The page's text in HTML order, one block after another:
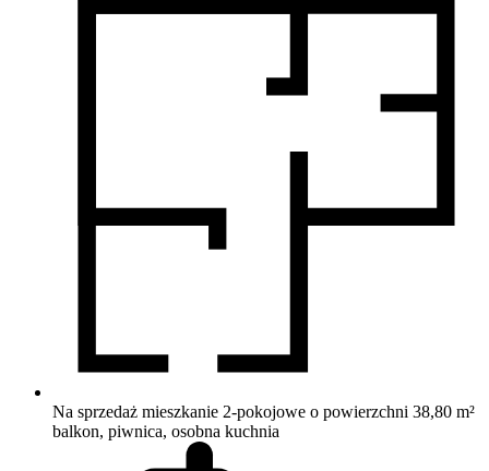
Na sprzedaż mieszkanie 2-pokojowe o powierzchni 38,80 m²
balkon, piwnica, osobna kuchnia